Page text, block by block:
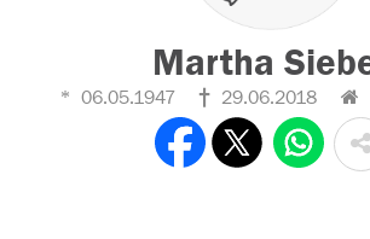
Martha
06.05.1947 29.06.2018